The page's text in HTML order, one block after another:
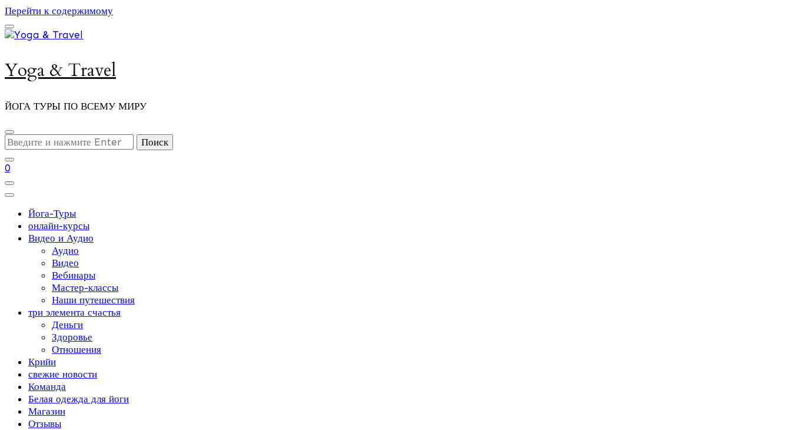
Перейти к содержимому
Yoga & Travel
ЙОГА ТУРЫ ПО ВСЕМУ МИРУ
Ищите
что-
то?
0
Йога-Туры
онлайн-курсы
Видео и Аудио
Аудио
Видео
Вебинары
Мастер-классы
Наши путешествия
три элемента счастья
Деньги
Здоровье
Отношения
Крийи
свежие новости
Команда
Белая одежда для йоги
Магазин
Отзывы